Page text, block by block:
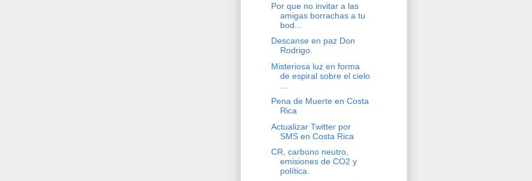
Por que no invitar a las
amigas borrachas a tu
bod...
Descanse en paz Don
Rodrigo.
Misteriosa luz en forma
de espiral sobre el cielo
Pena de Muerte en Costa
Rica
Actualizar Twitter por
SMS en Costa Rica
CR, carbono neutro,
emisiones de CO2 y
política.